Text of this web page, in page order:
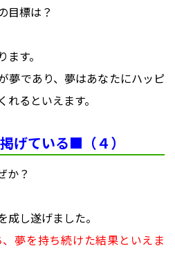
目標は？
す。
夢であり、夢はあなたにハッピ
るといえます。
げている■（４）
か？
し遂げました。
夢を持ち続けた結果といえま